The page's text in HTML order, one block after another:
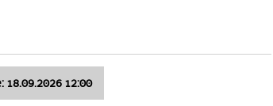
18.09.2026 12:00